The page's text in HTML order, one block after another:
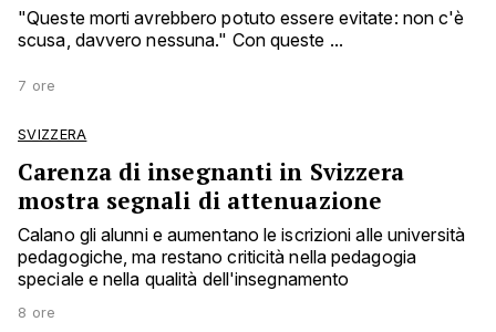
"Queste morti avrebbero potuto essere evitate: non c'è
scusa, davvero nessuna." Con queste ...
7 ore
SVIZZERA
Carenza di insegnanti in Svizzera
mostra segnali di attenuazione
Calano gli alunni e aumentano le iscrizioni alle università
pedagogiche, ma restano criticità nella pedagogia
speciale e nella qualità dell'insegnamento
8 ore